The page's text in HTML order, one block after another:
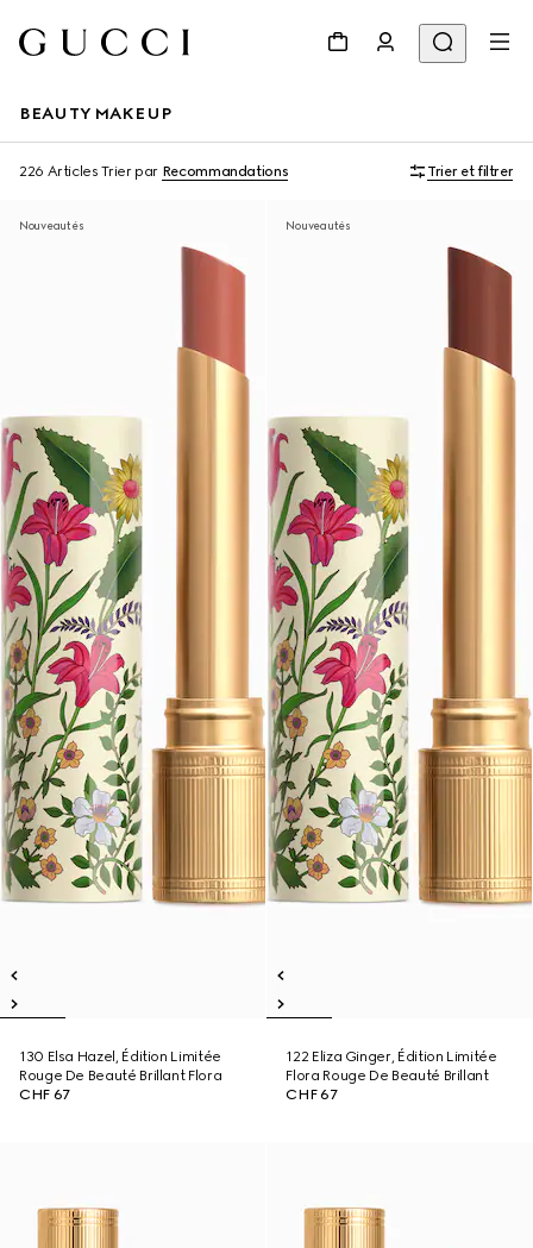
BEAUTY MAKEUP
226 Articles Trier par Recommandations Trier et filtrer
Nouveautés
130 Elsa Hazel, Édition Limitée
Rouge De Beauté Brillant Flora
CHF 67
Nouveautés
122 Eliza Ginger, Édition Limitée
Flora Rouge De Beauté Brillant
CHF 67